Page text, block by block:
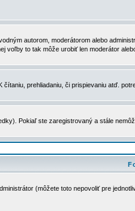
autorom, moderátorom alebo
to tak môže urobiť len moderátor
prehliadaniu, či prispievaniu atď.
Pokiaľ ste zaregistrovaný a stále
(môžete toto nepovoliť pre